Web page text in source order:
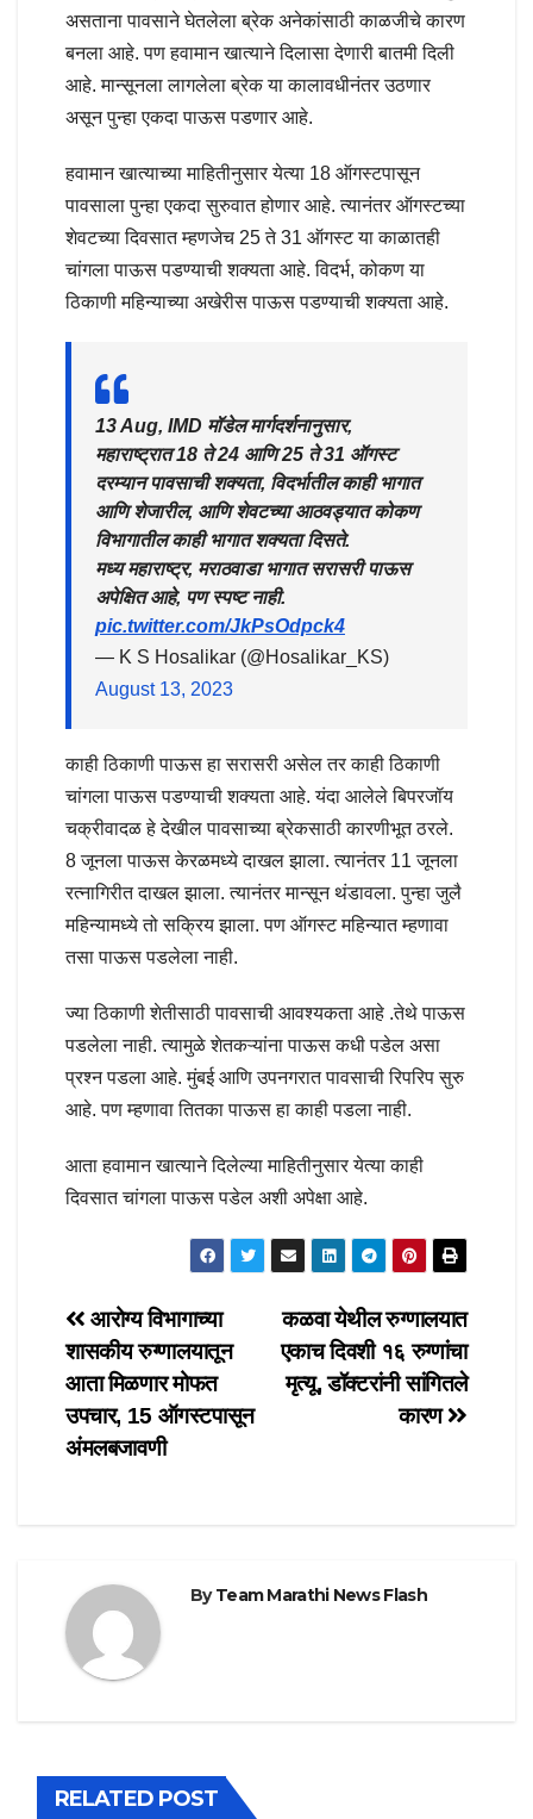
असताना पावसाने घेतलेला ब्रेक अनेकांसाठी काळजीचे कारण
बनला आहे. पण हवामान खात्याने दिलासा देणारी बातमी दिली
आहे. मान्सूनला लागलेला ब्रेक या कालावधीनंतर उठणार
असून पुन्हा एकदा पाऊस पडणार आहे.
हवामान खात्याच्या माहितीनुसार येत्या 18 ऑगस्टपासून
पावसाला पुन्हा एकदा सुरुवात होणार आहे. त्यानंतर ऑगस्टच्या
शेवटच्या दिवसात म्हणजेच 25 ते 31 ऑगस्ट या काळातही
चांगला पाऊस पडण्याची शक्यता आहे. विदर्भ, कोकण या
ठिकाणी महिन्याच्या अखेरीस पाऊस पडण्याची शक्यता आहे.
13 Aug, IMD मॉडेल मार्गदर्शनानुसार,
महाराष्ट्रात 18 ते 24 आणि 25 ते 31 ऑगस्ट
दरम्यान पावसाची शक्यता, विदर्भातील काही भागात
आणि शेजारील, आणि शेवटच्या आठवड्यात कोकण
विभागातील काही भागात शक्यता दिसते.
मध्य महाराष्ट्र, मराठवाडा भागात सरासरी पाऊस
अपेक्षित आहे, पण स्पष्ट नाही.
pic.twitter.com/JkPsOdpck4
— K S Hosalikar (@Hosalikar_KS)
August 13, 2023
काही ठिकाणी पाऊस हा सरासरी असेल तर काही ठिकाणी
चांगला पाऊस पडण्याची शक्यता आहे. यंदा आलेले बिपरजॉय
चक्रीवादळ हे देखील पावसाच्या ब्रेकसाठी कारणीभूत ठरले.
8 जूनला पाऊस केरळमध्ये दाखल झाला. त्यानंतर 11 जूनला
रत्नागिरीत दाखल झाला. त्यानंतर मान्सून थंडावला. पुन्हा जुलै
महिन्यामध्ये तो सक्रिय झाला. पण ऑगस्ट महिन्यात म्हणावा
तसा पाऊस पडलेला नाही.
ज्या ठिकाणी शेतीसाठी पावसाची आवश्यकता आहे .तेथे पाऊस
पडलेला नाही. त्यामुळे शेतकऱ्यांना पाऊस कधी पडेल असा
प्रश्न पडला आहे. मुंबई आणि उपनगरात पावसाची रिपरिप सुरु
आहे. पण म्हणावा तितका पाऊस हा काही पडला नाही.
आता हवामान खात्याने दिलेल्या माहितीनुसार येत्या काही
दिवसात चांगला पाऊस पडेल अशी अपेक्षा आहे.
Post
navigation
कळवा येथील रुग्णालयात
एकाच दिवशी १६ रुग्णांचा
मृत्यू, डॉक्टरांनी सांगितले
कारण
आरोग्य विभागाच्या
शासकीय रुग्णालयातून
आता मिळणार मोफत
उपचार, 15 ऑगस्टपासून
अंमलबजावणी
ByTeam Marathi News Flash
RELATED POST